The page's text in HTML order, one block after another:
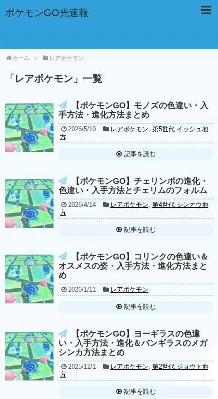
ポケモンGO光速報
ホーム レアポケモン
「 レアポケモン 」 一覧
【ポケモンGO】モノズの色違い・入
手方法・進化方法まとめ
2026/5/10 レアポケモン, 第5世代 イッシュ地
方
記事を読む
【ポケモンGO】チェリンボの進化・
色違い・入手方法とチェリムのフォルム
2026/4/14 レアポケモン, 第4世代 シンオウ地
方
記事を読む
【ポケモンGO】コリンクの色違い＆
オスメスの姿・入手方法・進化方法まと
め
2026/1/11 レアポケモン
記事を読む
【ポケモンGO】ヨーギラスの色違
い・入手方法・進化＆バンギラスのメガ
シンカ方法まとめ
2025/12/1 レアポケモン, 第2世代 ジョウト地
方
記事を読む